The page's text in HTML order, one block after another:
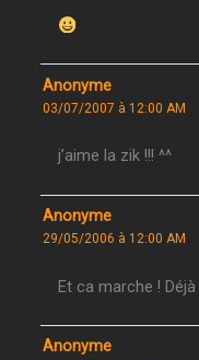
Anonyme
03/07/2007 à 12:00 AM
j’aime la zik !!! ^^
Anonyme
29/05/2006 à 12:00 AM
Et ca marche !
Anonyme